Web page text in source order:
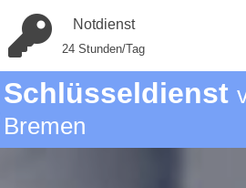
Notdienst
24 Stunden/Tag
Schlüsseldienst
Bremen